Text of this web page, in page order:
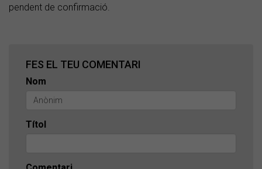
pendent de confirmació.
FES EL TEU COMENTARI
Nom
Títol